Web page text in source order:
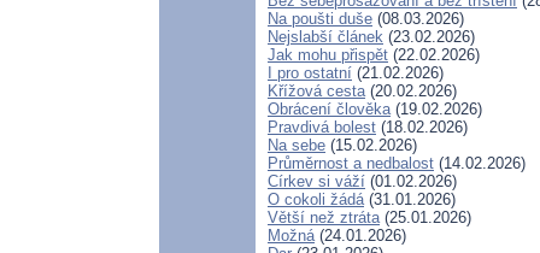
Na poušti duše (08.03.2026)
Nejslabší článek (23.02.2026)
Jak mohu přispět (22.02.2026)
I pro ostatní (21.02.2026)
Křížová cesta(20.02.2026)
Obrácení člověka(19.02.2026)
Pravdivá bolest (18.02.2026)
Na sebe (15.02.2026)
Průměrnost a nedbalost (14.02.2026)
Církev si váží (01.02.2026)
O cokoli žádá(31.01.2026)
Větší než ztráta(25.01.2026)
Možná(24.01.2026)